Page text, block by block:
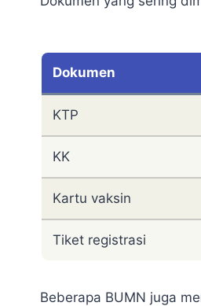
Dokumen
KTP
KK
Kartu vaksin
Tiket registrasi
Beberapa BUMN juga